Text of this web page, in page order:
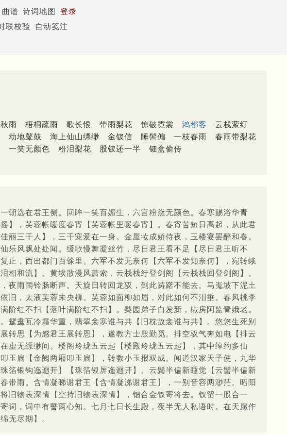
曲谱 诗词地图
登录
联校验
自动笺注
雨 梧桐疏雨 歌长恨 带雨梨花 惊破霓裳 鸿都客
云栈萦纡
动地鼙鼓 海上仙山缥缈 金钗信 睡髻偏 一枝春雨
春雨带梨花
一笑无颜色 粉泪梨花 股钗还一半
钿盒偷传
朝选在君王侧。回眸一笑百媚生，六宫粉黛无颜色。春寒赐浴华青
】，芙蓉帐暖度春宵【芙蓉帐里暖春宵】。春宵苦短日高起，从此君
三千人】，三千宠爱在一身。金屋妆成娇侍夜，玉楼宴罢醉和春。
乐风飘处处闻。缓歌慢舞凝丝竹，尽日君王看不足【尽日君王听不
止，西出都门百馀里。六军不发无奈何【六军不发知奈何】，宛转蛾
和流】。黄埃散漫风萧索，云栈栈纡登剑阁【云栈栈回登剑阁】。
夜雨闻铃肠断声。天旋日转回龙驭，到此踌躇不能去。马嵬坡下泥土
旧，太液芙蓉未央柳。芙蓉如面柳如眉，对此如何不泪垂。春风桃李
红不扫【落叶满阶红不扫】。梨园弟子白发新，椒房阿监青娥老。
鸳鸯瓦冷霜华重，翡翠衾寒谁与共【旧枕故衾谁与共】。悠悠生死别
转思【为感君王展转恩】，遂教方士殷勤觅。排空驭气奔如电【排云
虚无缥缈间。楼阁玲珑五云起【楼殿玲珑五云起】，其中绰约多仙
玉扃【金阙两厢叩玉扃】，转教小玉报双成。闻道汉家天子使，九华
箔银钩迤逦开】【珠箔银屏迤逦开】。云鬓半偏新睡觉【云髻半偏新
带雨。含情凝睇谢君王【含情凝涕谢君王】，一别音容两渺茫。昭阳
旧物表深情【空持旧物表深情】，钿合金钗寄将去。钗留一股合一
词，词中有誓两心知。七月七日长生殿，夜半无人私语时。在天愿作
无尽期】。